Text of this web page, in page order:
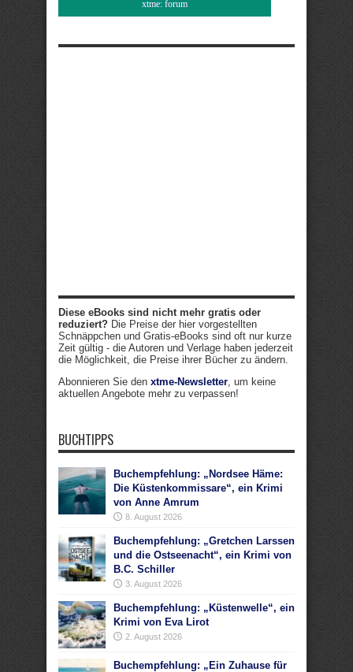
xtme: forum
Diese eBooks sind nicht mehr gratis oder
reduziert? Die Preise der hier vorgestellten
Schnäppchen und Gratis-eBooks sind oft nur kurze
Zeit gültig - die Autoren und Verlage haben jederzeit
die Möglichkeit, die Preise ihrer Bücher zu ändern.
Abonnieren Sie den xtme-Newsletter, um keine
aktuellen Angebote mehr zu verpassen!
BUCHTIPPS
Buchempfehlung: „Nordsee Häme:
Die Küstenkommissare“, ein Krimi
von Anne Amrum
8. August 2026
Buchempfehlung: „Gretchen Larssen
und die Ostseenacht“, ein Krimi von
B.C. Schiller
3. August 2026
Buchempfehlung: „Küstenwelle“, ein
Krimi von Eva Lirot
2. August 2026
Buchempfehlung: „Ein Zuhause für